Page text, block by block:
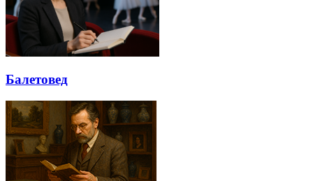
Балетовед